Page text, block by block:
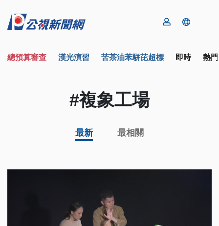
總預算審查 漢光演習 苦茶油苯駢芘超標 即時 熱
#複象工場
最新 最相關